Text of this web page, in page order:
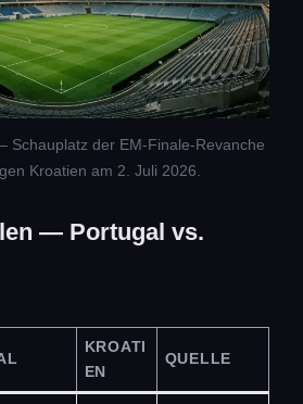
Schauplatz der EM-Finale-Revanche
Kroatien am 2. Juli 2026.
— Portugal vs.
KROATI
EN
QUELLE